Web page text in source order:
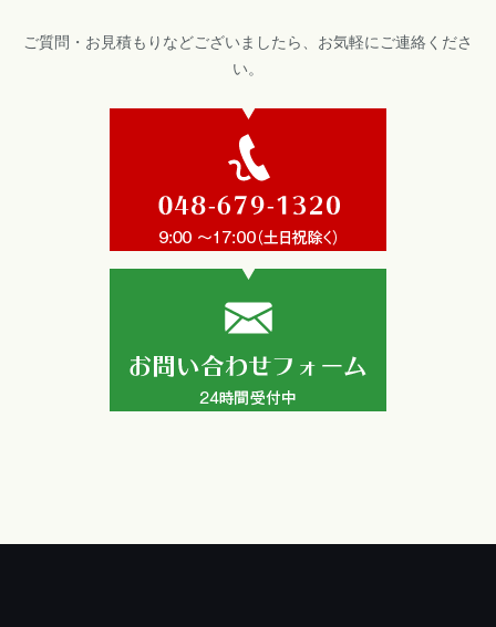
ご質問・お見積もりなどございましたら、お気軽にご連絡くださ
い。